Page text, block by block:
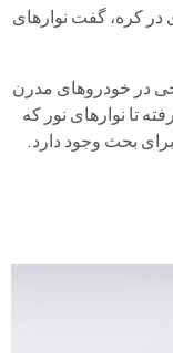
در کره، گفت نوارهای
در خودروهای مدرن
تا نوارهای نور که
بحث وجود دارد.